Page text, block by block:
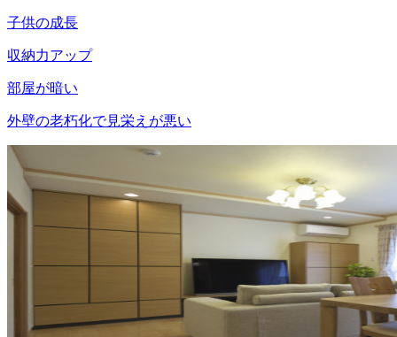
子供の成長
収納力アップ
部屋が暗い
外壁の老朽化で見栄えが悪い